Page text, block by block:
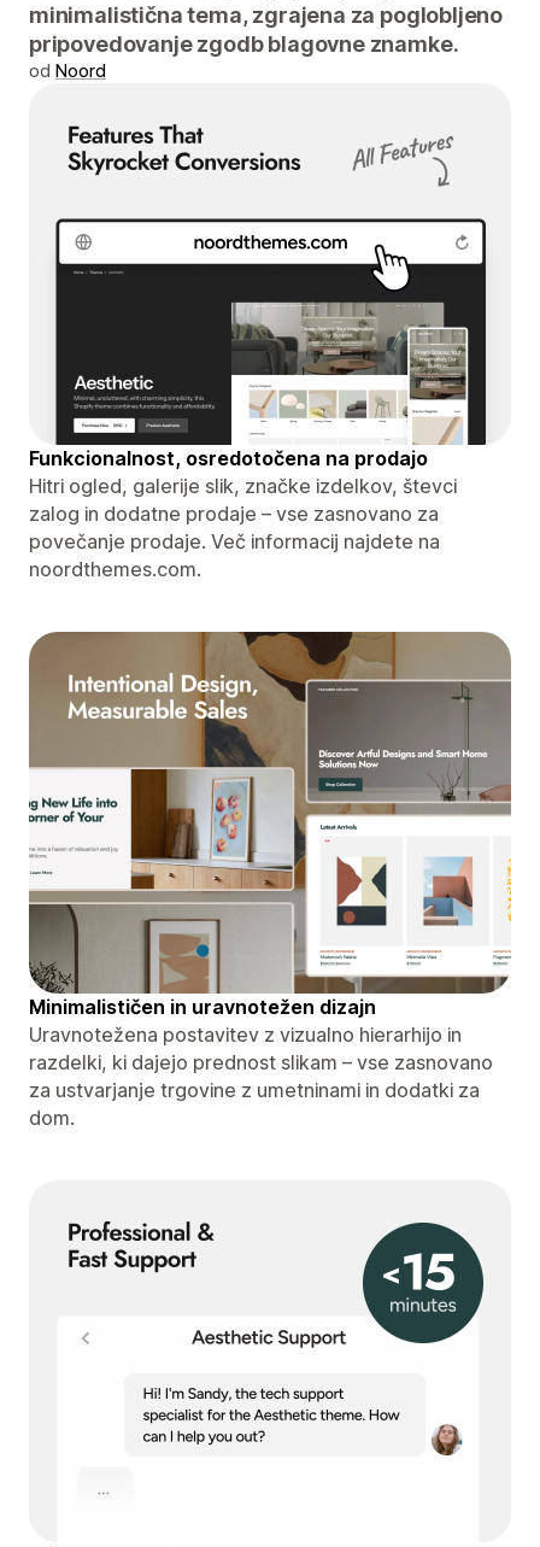
minimalistična tema, zgrajena za poglobljeno
pripovedovanje zgodb blagovne znamke.
od Noord
Funkcionalnost, osredotočena na prodajo
Hitri ogled, galerije slik, značke izdelkov, števci
zalog in dodatne prodaje – vse zasnovano za
povečanje prodaje. Več informacij najdete na
noordthemes.com.
Minimalističen in uravnotežen dizajn
Uravnotežena postavitev z vizualno hierarhijo in
razdelki, ki dajejo prednost slikam – vse zasnovano
za ustvarjanje trgovine z umetninami in dodatki za
dom.